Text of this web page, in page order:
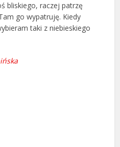
bliskiego, raczej patrzę
go wypatruję. Kiedy
taki z niebieskiego